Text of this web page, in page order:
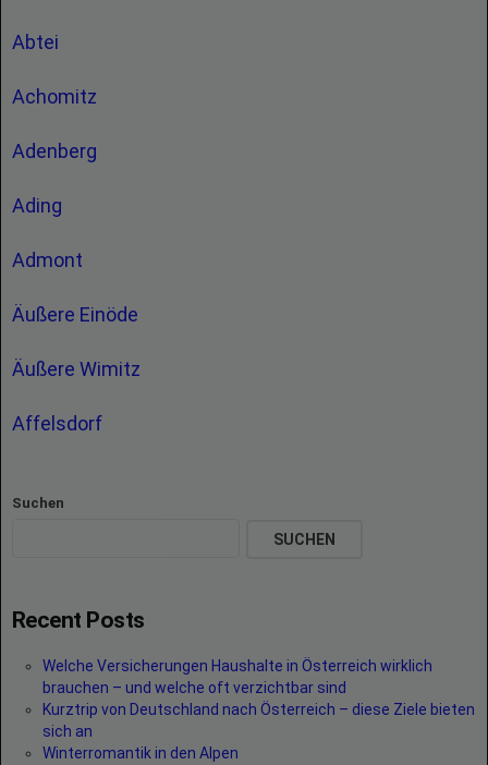
Abtei
Achomitz
Adenberg
Ading
Admont
Äußere Einöde
Äußere Wimitz
Affelsdorf
Suchen
SUCHEN
Recent Posts
Welche Versicherungen Haushalte in Österreich wirklich
brauchen – und welche oft verzichtbar sind
Kurztrip von Deutschland nach Österreich – diese Ziele bieten
sich an
Winterromantik in den Alpen